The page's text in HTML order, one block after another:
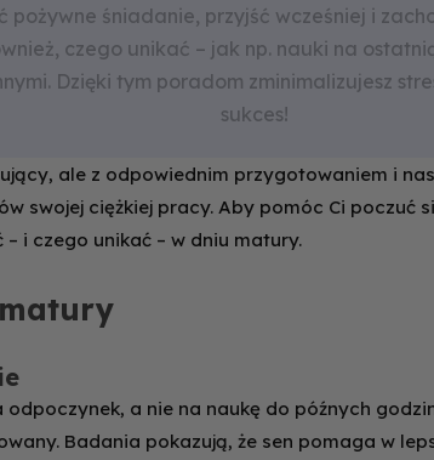
pożywne śniadanie, przyjść wcześniej i
czego unikać – jak np. nauki na
Dzięki tym poradom zminimalizujesz
sukces!
ale z odpowiednim przygotowaniem i
swojej ciężkiej pracy. Aby pomóc Ci poczuć
i czego unikać – w dniu matury.
a nie na naukę do późnych
Badania pokazują, że sen pomaga w